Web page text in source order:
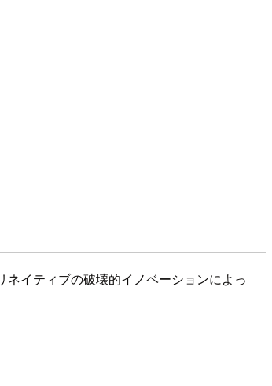
イティブの破壊的イノベーションによっ